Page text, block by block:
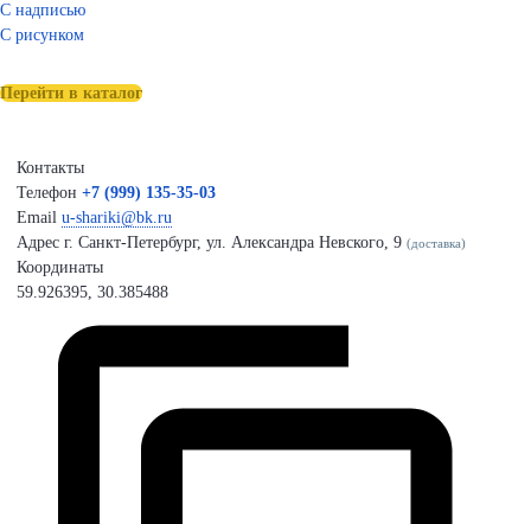
С надписью
С рисунком
Перейти в каталог
Контакты
Телефон +7 (999) 135-35-03
Email u-shariki@bk.ru
Адрес г. Санкт-Петербург, ул. Александра Невского, 9 (доставка)
Координаты
59.926395, 30.385488